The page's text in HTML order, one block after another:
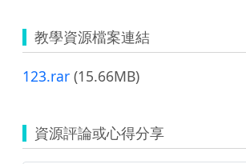
教學資源檔案連結
123.rar (15.66MB)
資源評論或心得分享